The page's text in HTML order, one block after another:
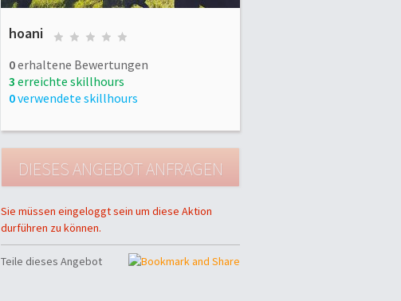
hoani
0erhaltene Bewertungen
3 erreichte skillhours
0verwendete skillhours
Sie müssen eingeloggt sein um diese Aktion
durführen zu können.
Teile dieses Angebot